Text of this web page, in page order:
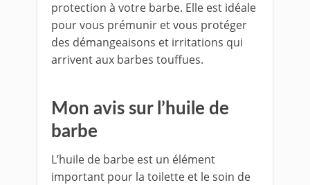
protection à votre barbe. Elle est idéale
pour vous prémunir et vous protéger
des démangeaisons et irritations qui
arrivent aux barbes touffues.
Mon avis sur l’huile de
barbe
L’huile de barbe est un élément
important pour la toilette et le soin de